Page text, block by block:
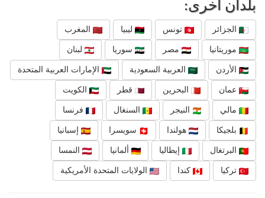
بلدان أخرى:
الجزائر تونس ليبيا المغرب
موريتانيا مصر سوريا لبنان
الأردن العربية السعودية الإمارات العربية المتحدة
عمان البحرين قطر الكويت
مالي النيجر السنغال فرنسا
بلجيكا هولندا سويسرا إسبانيا
البرتغال إيطاليا ألمانيا النمسا
تركيا كندا الولايات المتحدة الأمريكية